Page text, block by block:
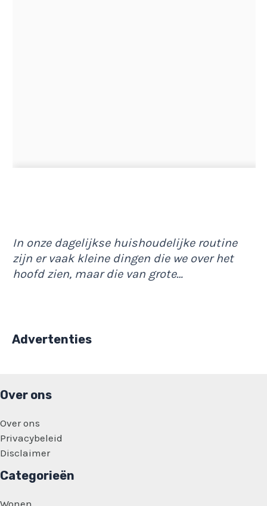
In onze dagelijkse huishoudelijke routine
zijn er vaak kleine dingen die we over het
hoofd zien, maar die van grote…
Advertenties
Over ons
Over ons
Privacybeleid
Disclaimer
Categorieën
Wonen